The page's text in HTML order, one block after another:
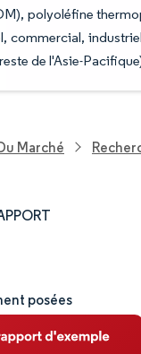
polyoléfine
commercial,
de l'Asie-
Marché
posées